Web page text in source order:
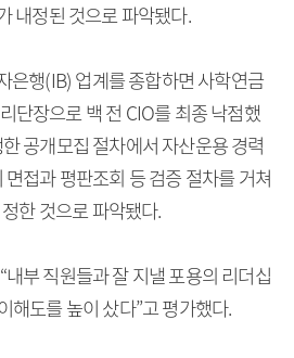
내정된 것으로 파악됐다.
은행(IB) 업계를 종합하면 사학연금
단장으로 백 전 CIO를 최종 낙점했
공개모집 절차에서 자산운용 경력
접과 평판조회 등 검증 절차를 거쳐
한 것으로 파악됐다.
부 직원들과 잘 지낼 포용의 리더십
해도를 높이 샀다”고 평가했다.